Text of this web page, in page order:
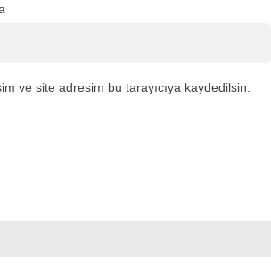
ve site adresim bu tarayıcıya kaydedilsin.